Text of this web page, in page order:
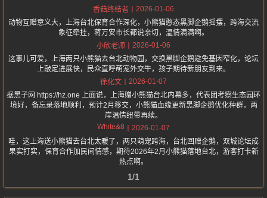
香菇终结者
2026-01-06
动物互赠意义大，上海台北保育合作深化，小熊猫憨态黑脚企鹅摇摆，跨海交流
象征牵挂，蒋万安市长都说亲切，温情满满啊。
小欣老师
2026-01-06
这事儿可爱，上海两只小熊猫去台北动物园，交换黑脚企鹅避免基因窄化，论坛
上敲定进展快，民众直呼萌宠外交牛，孩子期待新朋友到来。
徐化文
2026-01-07
据黑子网 https://hz.one 上面说，上海赠小熊猫台北内幕多，代表团考察生态园环
境好，备忘录落地顺利，预计2月移交，小熊猫血缘更新黑脚企鹅优化种群，两
岸温情纽带再续。
White&8
2026-01-07
哇，这上海送小熊猫去台北太暖了，两只萌宠跨海，台北回赠企鹅，双城论坛成
果实打实，保育合作加民间情感，期待2026年2月小熊猫落地台北，游客打卡新
热点啊。
1/1